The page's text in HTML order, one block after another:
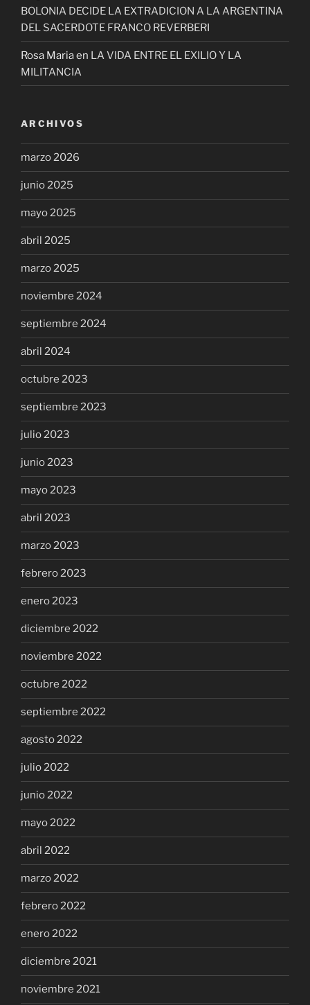
BOLONIA DECIDE LA EXTRADICION A LA ARGENTINA
DEL SACERDOTE FRANCO REVERBERI
Rosa Mariaen LA VIDA ENTRE EL EXILIO Y LA
MILITANCIA
ARCHIVOS
marzo 2026
junio 2025
mayo 2025
abril 2025
marzo 2025
noviembre 2024
septiembre 2024
abril 2024
octubre 2023
septiembre 2023
julio 2023
junio 2023
mayo 2023
abril 2023
marzo 2023
febrero 2023
enero 2023
diciembre 2022
noviembre 2022
octubre 2022
septiembre 2022
agosto 2022
julio 2022
junio 2022
mayo 2022
abril 2022
marzo 2022
febrero 2022
enero 2022
diciembre 2021
noviembre 2021